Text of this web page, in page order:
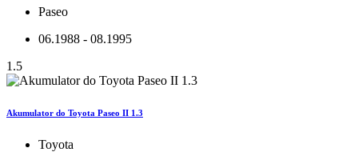
Paseo
06.1988 - 08.1995
1.5
Akumulator do Toyota Paseo II 1.3
Toyota